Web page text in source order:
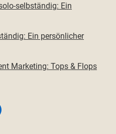
selbständig: Ein
Ein persönlicher
Marketing: Tops & Flops